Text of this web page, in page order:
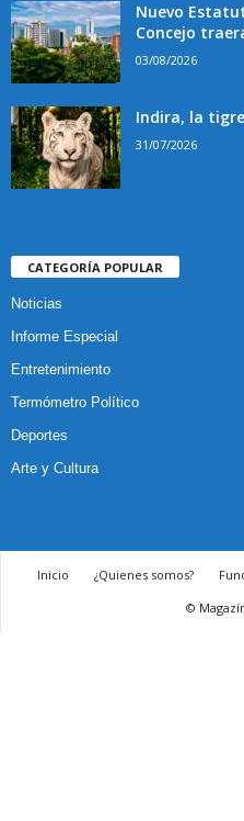
Nuevo
Concejo
03/08/2026
Indira, la
31/07/2026
CATEGORÍA POPULAR
Noticias
Informe Especial
Entretenimiento
Termómetro Político
Deportes
Arte y Cultura
Inicio ¿Quienes somos?
©